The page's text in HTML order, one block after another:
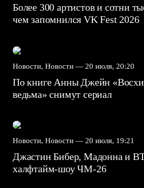
Более 300 артистов и сотни
чем запомнился VK Fest 2026
Новости, Новости — 20 июля, 20:20
По книге Анны Джейн
ведьма» снимут сериал
Новости, Новости — 20 июля, 19:21
Джастин Бибер, Мадонна и
халфтайм-шоу ЧМ-26